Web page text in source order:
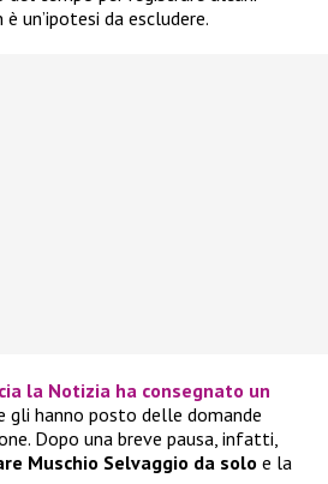
un’ipotesi da escludere.
la Notizia ha consegnato un
gli hanno posto delle domande
Dopo una breve pausa, infatti,
Muschio Selvaggio da solo e la